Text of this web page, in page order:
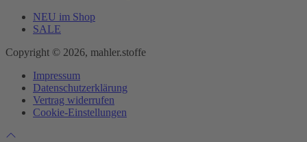
NEU im Shop
SALE
Copyright © 2026, mahler.stoffe
Impressum
Datenschutzerklärung
Vertrag widerrufen
Cookie-Einstellungen